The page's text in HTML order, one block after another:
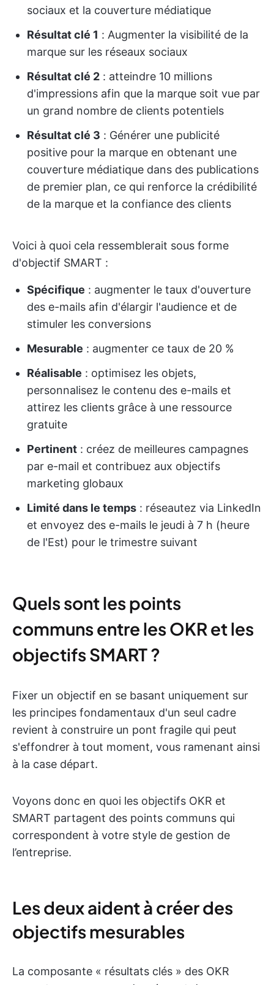
sociaux et la couverture médiatique
Résultat clé 1 : Augmenter la visibilité de la
marque sur les réseaux sociaux
Résultat clé 2 : atteindre 10 millions
d'impressions afin que la marque soit vue par
un grand nombre de clients potentiels
Résultat clé 3 : Générer une publicité
positive pour la marque en obtenant une
couverture médiatique dans des publications
de premier plan, ce qui renforce la crédibilité
de la marque et la confiance des clients
Voici à quoi cela ressemblerait sous forme
d'objectif SMART :
Spécifique : augmenter le taux d'ouverture
des e-mails afin d'élargir l'audience et de
stimuler les conversions
Mesurable : augmenter ce taux de 20 %
Réalisable : optimisez les objets,
personnalisez le contenu des e-mails et
attirez les clients grâce à une ressource
gratuite
Pertinent : créez de meilleures campagnes
par e-mail et contribuez aux objectifs
marketing globaux
Limité dans le temps : réseautez via LinkedIn
et envoyez des e-mails le jeudi à 7 h (heure
de l'Est) pour le trimestre suivant
Quels sont les points
communs entre les OKR et les
objectifs SMART ?
Fixer un objectif en se basant uniquement sur
les principes fondamentaux d'un seul cadre
revient à construire un pont fragile qui peut
s'effondrer à tout moment, vous ramenant ainsi
à la case départ.
Voyons donc en quoi les objectifs OKR et
SMART partagent des points communs qui
correspondent à votre style de gestion de
l’entreprise.
Les deux aident à créer des
objectifs mesurables
La composante « résultats clés » des OKR